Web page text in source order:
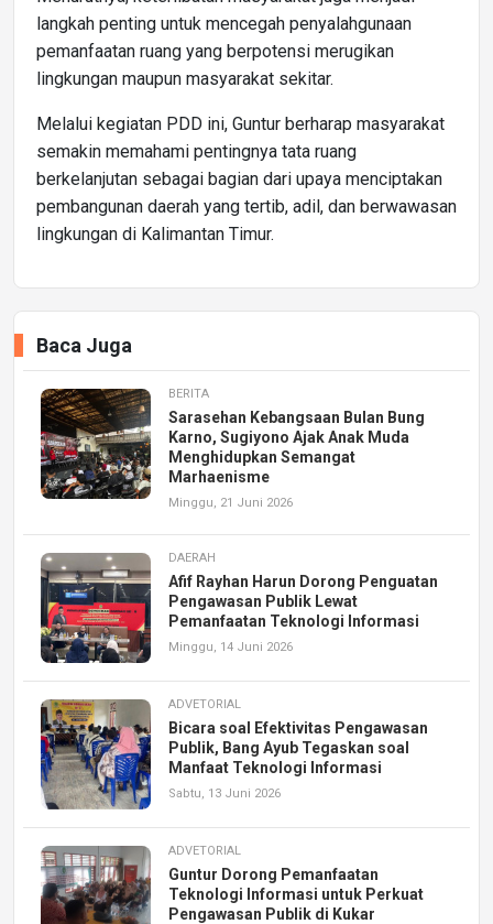
langkah penting untuk mencegah penyalahgunaan
pemanfaatan ruang yang berpotensi merugikan
lingkungan maupun masyarakat sekitar.
Melalui kegiatan PDD ini, Guntur berharap masyarakat
semakin memahami pentingnya tata ruang
berkelanjutan sebagai bagian dari upaya menciptakan
pembangunan daerah yang tertib, adil, dan berwawasan
lingkungan di Kalimantan Timur.
Baca Juga
BERITA
Sarasehan Kebangsaan Bulan Bung
Karno, Sugiyono Ajak Anak Muda
Menghidupkan Semangat
Marhaenisme
Minggu, 21 Juni 2026
DAERAH
Afif Rayhan Harun Dorong Penguatan
Pengawasan Publik Lewat
Pemanfaatan Teknologi Informasi
Minggu, 14 Juni 2026
ADVETORIAL
Bicara soal Efektivitas Pengawasan
Publik, Bang Ayub Tegaskan soal
Manfaat Teknologi Informasi
Sabtu, 13 Juni 2026
ADVETORIAL
Guntur Dorong Pemanfaatan
Teknologi Informasi untuk Perkuat
Pengawasan Publik di Kukar